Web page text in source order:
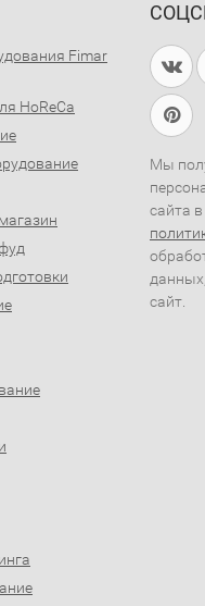
Fimar
HoReCa
Мы
сайта
сайт.